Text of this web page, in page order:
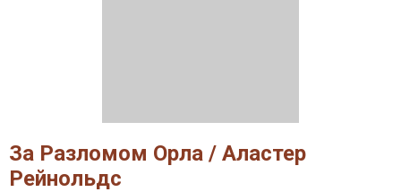
За Разломом Орла / Аластер
Рейнольдс